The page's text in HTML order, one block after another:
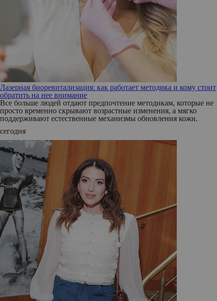
Лазерная биоревитализация: как работает методика и кому стоит
обратить на нее внимание
Все больше людей отдают предпочтение методикам, которые не
просто временно скрывают возрастные изменения, а мягко
поддерживают естественные механизмы обновления кожи.
сегодня